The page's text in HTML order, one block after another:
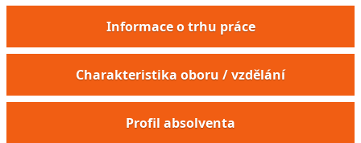
Informace o trhu práce
Charakteristika oboru / vzdělání
Profil absolventa